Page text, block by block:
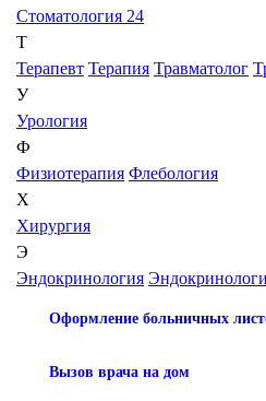
Стоматология 24
Т
Терапевт Терапия Травматолог
У
Урология
Ф
Физиотерапия Флебология
Х
Хирургия
Э
Эндокринология
Оформление больничных
Вызов врача на дом